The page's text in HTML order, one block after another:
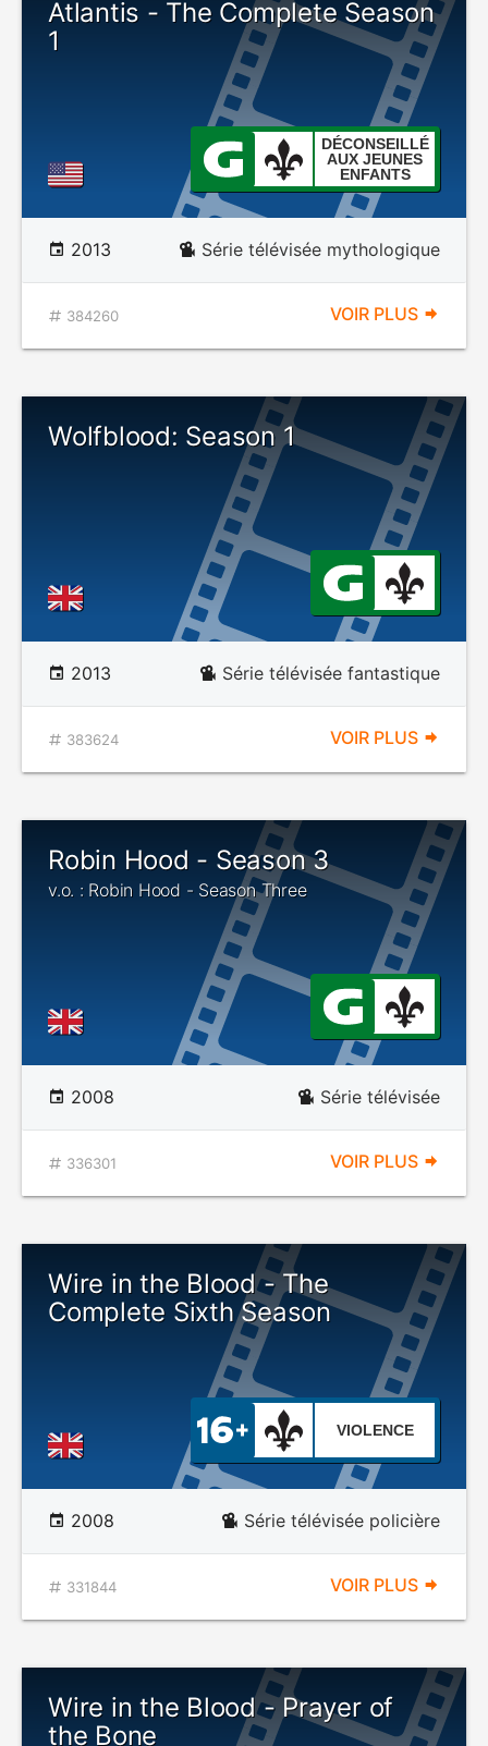
Atlantis - The Complete Season
1
DÉCONSEILLÉ
AUX JEUNES
ENFANTS
2013 Série télévisée mythologique
384260 VOIR PLUS
Wolfblood: Season 1
2013 Série télévisée fantastique
383624 VOIR PLUS
Robin Hood - Season 3
v.o. : Robin Hood - Season Three
2008 Série télévisée
336301 VOIR PLUS
Wire in the Blood - The
Complete Sixth Season
VIOLENCE
2008 Série télévisée policière
331844 VOIR PLUS
Wire in the Blood - Prayer of
the Bone